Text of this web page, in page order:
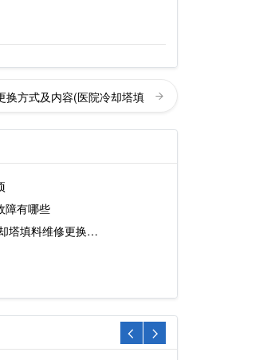
换方式及内容(医院冷却塔填
障有哪些
塔填料维修更换…